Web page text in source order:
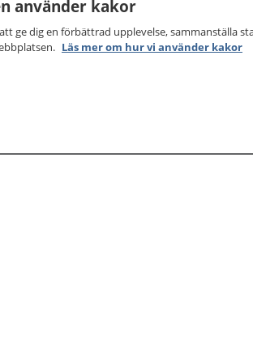
använder kakor
ge dig en förbättrad upplevelse, sammanställa
Läs mer om hur vi använder kakor